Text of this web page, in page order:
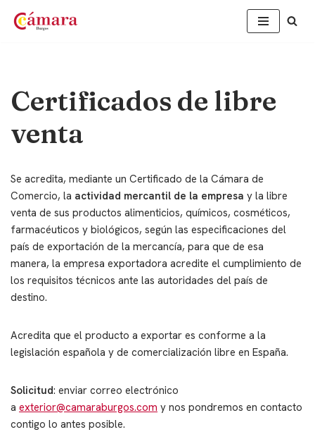
Certificados de libre
venta
Se acredita, mediante un Certificado de la Cámara de
Comercio, la actividad mercantil de la empresa y la libre
venta de sus productos alimenticios, químicos, cosméticos,
farmacéuticos y biológicos, según las especificaciones del
país de exportación de la mercancía, para que de esa
manera, la empresa exportadora acredite el cumplimiento de
los requisitos técnicos ante las autoridades del país de
destino.
Acredita que el producto a exportar es conforme a la
legislación española y de comercialización libre en España.
Solicitud: enviar correo electrónico
a exterior@camaraburgos.com y nos pondremos en contacto
contigo lo antes posible.